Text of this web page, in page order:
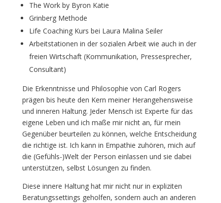
The Work by Byron Katie
Grinberg Methode
Life Coaching Kurs bei Laura Malina Seiler
Arbeitstationen in der sozialen Arbeit wie auch in der
freien Wirtschaft (Kommunikation, Pressesprecher,
Consultant)
Die Erkenntnisse und Philosophie von Carl Rogers
prägen bis heute den Kern meiner Herangehensweise
und inneren Haltung. Jeder Mensch ist Experte für das
eigene Leben und ich maße mir nicht an, für mein
Gegenüber beurteilen zu können, welche Entscheidung
die richtige ist. Ich kann in Empathie zuhören, mich auf
die (Gefühls-)Welt der Person einlassen und sie dabei
unterstützen, selbst Lösungen zu finden.
Diese innere Haltung hat mir nicht nur in expliziten
Beratungssettings geholfen, sondern auch an anderen